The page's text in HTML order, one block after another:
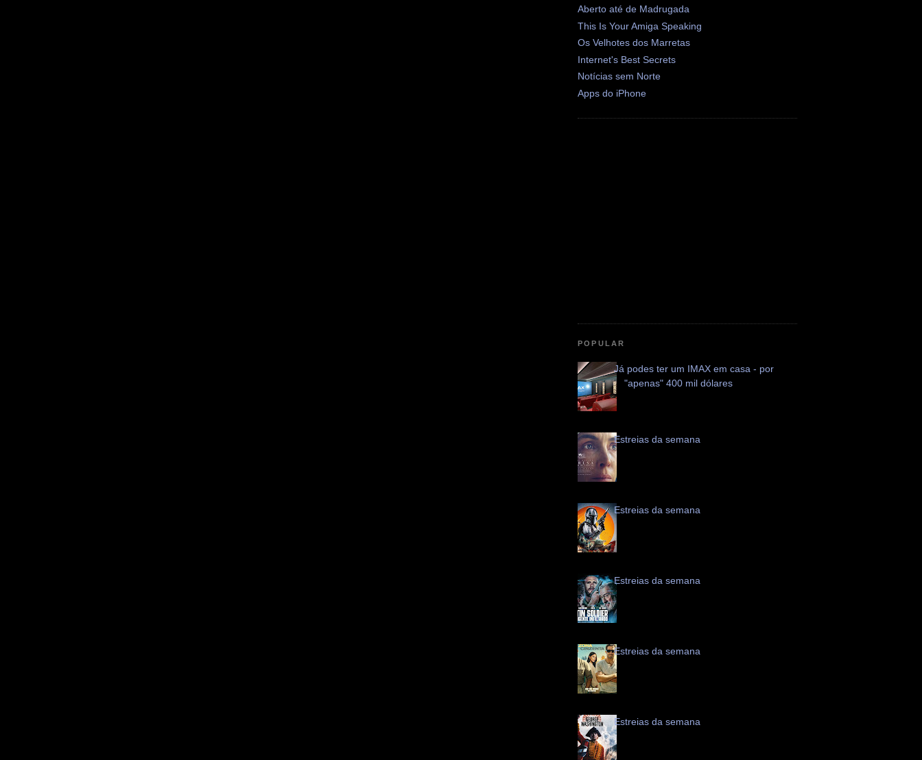
Aberto até de Madrugada
This Is Your Amiga Speaking
Os Velhotes dos Marretas
Internet's Best Secrets
Notícias sem Norte
Apps do iPhone
POPULAR
Já podes ter um IMAX em casa - por
"apenas" 400 mil dólares
Estreias da semana
Estreias da semana
Estreias da semana
Estreias da semana
Estreias da semana